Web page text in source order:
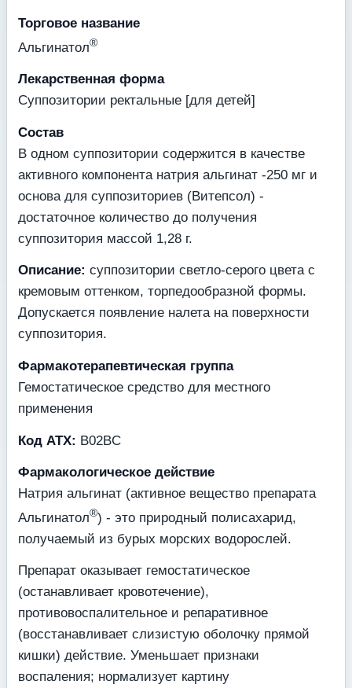
Торговое название
Альгинатол®
Лекарственная форма
Суппозитории ректальные [для детей]
Состав
В одном суппозитории содержится в качестве
активного компонента натрия альгинат -250 мг и
основа для суппозиториев (Витепсол) -
достаточное количество до получения
суппозитория массой 1,28 г.
Описание: суппозитории светло-серого цвета с
кремовым оттенком, торпедообразной формы.
Допускается появление налета на поверхности
суппозитория.
Фармакотерапевтическая группа
Гемостатическое средство для местного
применения
Код ATX: B02BC
Фармакологическое действие
Натрия альгинат (активное вещество препарата
Альгинатол®) - это природный полисахарид,
получаемый из бурых морских водорослей.
Препарат оказывает гемостатическое
(останавливает кровотечение),
противовоспалительное и репаративное
(восстанавливает слизистую оболочку прямой
кишки) действие. Уменьшает признаки
воспаления; нормализует картину